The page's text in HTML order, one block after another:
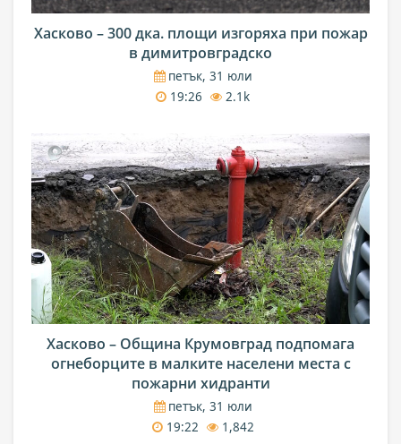
Хасково – 300 дка. площи изгоряха при пожар
в димитровградско
петък, 31 юли
19:26
2.1k
Хасково – Община Крумовград подпомага
огнеборците в малките населени места с
пожарни хидранти
петък, 31 юли
19:22
1,842